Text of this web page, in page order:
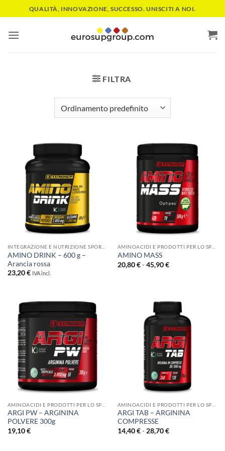
ai
contenuti
QUALITÀ, INNOVAZIONE, SUCCESSO. UNISCITI A NOI.
FILTRA
AMINO DRINK – 600 g –
Arancia rossa
23,20€ IVA incl.
AMINO MASS
20,80€ - 45,90€Fascia
45,90 €
ARGI PW – ARGININA
POLVERE 300g
19,10€
ARGI TAB – ARGININA
COMPRESSE
14,40€ - 28,70€Fascia